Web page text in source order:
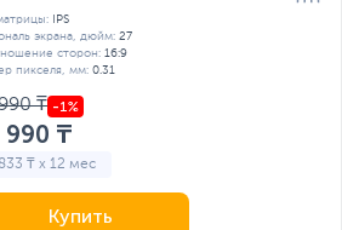
IPS
экрана, дюйм: 27
сторон: 16:9
пикселя, мм: 0.31
₸
990 ₸
₸ x 12 мес
Купить